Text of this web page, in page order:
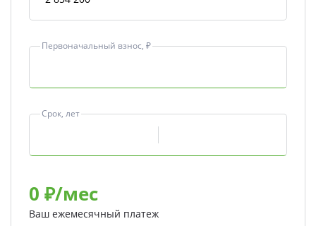
Первоначальный взнос, ₽
Срок, лет
0 ₽/мес
Ваш ежемесячный платеж